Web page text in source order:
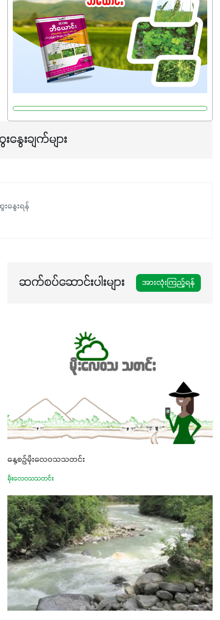
နွေးချက်များ
နွေးရန်
ဆက်စပ်ဆောင်းပါးများ အားလုံးကြည့်ရန်
နေ့စဉ်မိုးလေဝသသတင်း
မိုးလေဝသသတင်း